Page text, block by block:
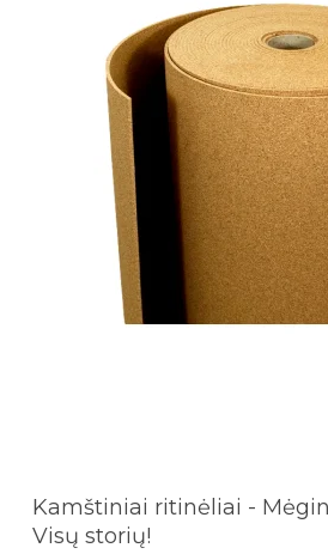
Kamštiniai ritinėliai -
Visų storių!